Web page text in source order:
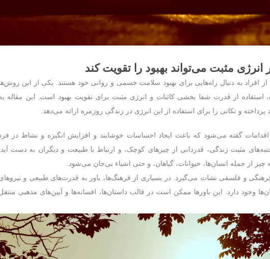
مثبت می‌تواند بهبود را تقویت کند
افراد به دنبال راه‌هایی برای بهبود سلامت جسمی و روانی خود هستند. یکی از این
از قدرت شفا بخشی کائنات و انرژی مثبت برای تقویت بهبود است. این مقاله
و نکاتی را برای استفاده از این انرژی در زندگی روزمره ارائه می‌دهد.
گفته می‌شود که باعث ایجاد احساسات خوشایند و افزایش انگیزه و نشاط در
مثبت زندگی، قدردانی از چیزهای کوچک، و ارتباط با طبیعت و دیگران به دست
از جمله انسان‌ها، حیوانات، گیاهان، و حتی اشیاء بی‌جان می‌شود.
و فلسفی نشات می‌گیرد. در بسیاری از فرهنگ‌ها، باور به قدرت‌های طبیعی و
وجود دارد. این باورها ممکن است در قالب داستان‌ها، افسانه‌ها و آیین‌های مذهبی